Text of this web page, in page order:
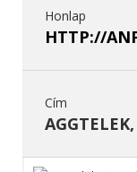
Honlap
HTTP://
Cím